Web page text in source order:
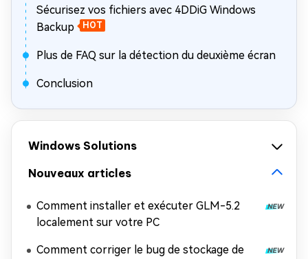
Sécurisez vos fichiers avec 4DDiG Windows
Backup
HOT
Plus de FAQ sur la détection du deuxième écran
Conclusion
Windows Solutions
Nouveaux articles
Comment installer et exécuter GLM-5.2
localement sur votre PC
Comment corriger le bug de stockage de